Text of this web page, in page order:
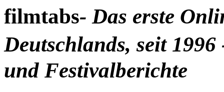
filmtabs- Das erste
Deutschlands, seit
und Festivalberichte